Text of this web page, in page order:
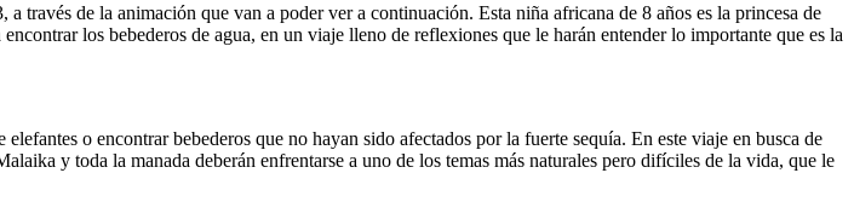
de la animación que van a poder ver a continuación. Esta niña africana de 8 años es la princesa de
los bebederos de agua, en un viaje lleno de reflexiones que le harán entender lo importante que es la
o encontrar bebederos que no hayan sido afectados por la fuerte sequía. En este viaje en busca de
y toda la manada deberán enfrentarse a uno de los temas más naturales pero difíciles de la vida, que le